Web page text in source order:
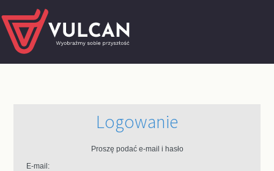
Logowanie
Proszę podać e-mail i hasło
E-mail: